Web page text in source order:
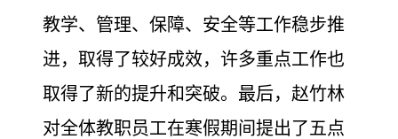
教学、管理、保障、安全等工作稳步推
进，取得了较好成效，许多重点工作也
取得了新的提升和突破。最后，赵竹林
对全体教职员工在寒假期间提出了五点